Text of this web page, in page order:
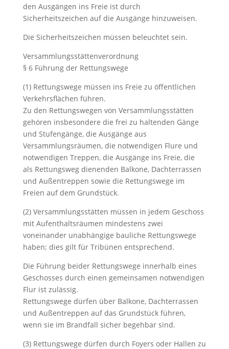
den Ausgängen ins Freie ist durch
Sicherheitszeichen auf die Ausgänge hinzuweisen.
Die Sicherheitszeichen müssen beleuchtet sein.
Versammlungsstättenverordnung
§ 6 Führung der Rettungswege
(1) Rettungswege müssen ins Freie zu öffentlichen
Verkehrsflächen führen.
Zu den Rettungswegen von Versammlungsstätten
gehören insbesondere die frei zu haltenden Gänge
und Stufengänge, die Ausgänge aus
Versammlungsräumen, die notwendigen Flure und
notwendigen Treppen, die Ausgänge ins Freie, die
als Rettungsweg dienenden Balkone, Dachterrassen
und Außentreppen sowie die Rettungswege im
Freien auf dem Grundstück.
(2) Versammlungsstätten müssen in jedem Geschoss
mit Aufenthaltsräumen mindestens zwei
voneinander unabhängige bauliche Rettungswege
haben; dies gilt für Tribünen entsprechend.
Die Führung beider Rettungswege innerhalb eines
Geschosses durch einen gemeinsamen notwendigen
Flur ist zulässig.
Rettungswege dürfen über Balkone, Dachterrassen
und Außentreppen auf das Grundstück führen,
wenn sie im Brandfall sicher begehbar sind.
(3) Rettungswege dürfen durch Foyers oder Hallen zu